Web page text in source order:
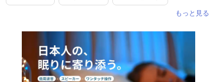
#新商品・サービス